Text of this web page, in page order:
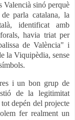
Valencià sinó perquè
parla catalana, la
identificat amb
havia triat per
de València" i
la Viquipèdia, sense
i un bon grup de
de la legitimitat
depén del projecte
fer realment un